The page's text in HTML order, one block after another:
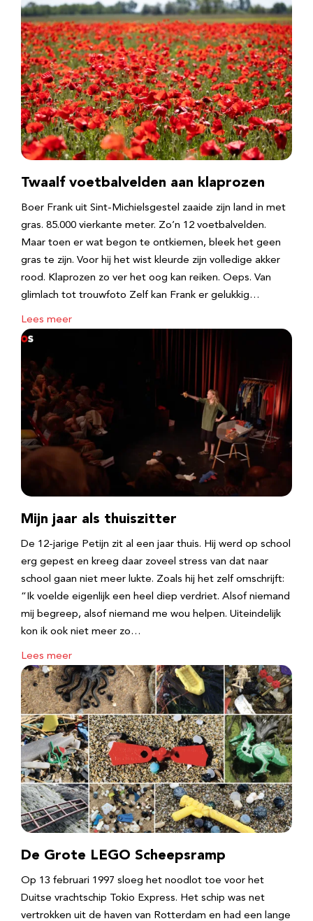
Twaalf voetbalvelden aan klaprozen
Boer Frank uit Sint-Michielsgestel zaaide zijn land in met
gras. 85.000 vierkante meter. Zo’n 12 voetbalvelden.
Maar toen er wat begon te ontkiemen, bleek het geen
gras te zijn. Voor hij het wist kleurde zijn volledige akker
rood. Klaprozen zo ver het oog kan reiken. Oeps. Van
glimlach tot trouwfoto Zelf kan Frank er gelukkig…
Lees meer
Mijn jaar als thuiszitter
De 12-jarige Petijn zit al een jaar thuis. Hij werd op school
erg gepest en kreeg daar zoveel stress van dat naar
school gaan niet meer lukte. Zoals hij het zelf omschrijft:
“Ik voelde eigenlijk een heel diep verdriet. Alsof niemand
mij begreep, alsof niemand me wou helpen. Uiteindelijk
kon ik ook niet meer zo…
Lees meer
De Grote LEGO Scheepsramp
Op 13 februari 1997 sloeg het noodlot toe voor het
Duitse vrachtschip Tokio Express. Het schip was net
vertrokken uit de haven van Rotterdam en had een lange